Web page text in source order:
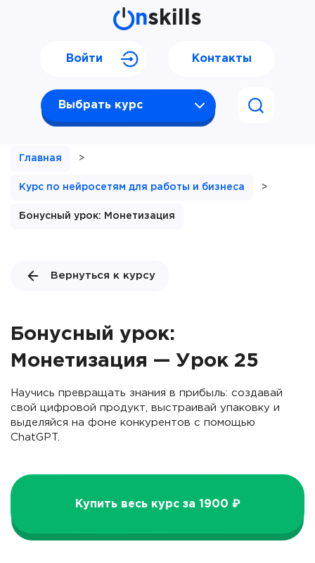
nskills
Выбрать курс
Войти Контакты
Главная >
Курс по нейросетям для работы и бизнеса >
Бонусный урок: Монетизация
Вернуться к курсу
Бонусный урок:
Монетизация — Урок 25
Научись превращать знания в прибыль: создавай
свой цифровой продукт, выстраивай упаковку и
выделяйся на фоне конкурентов с помощью
ChatGPT.
Купить весь курс за 1900 ₽